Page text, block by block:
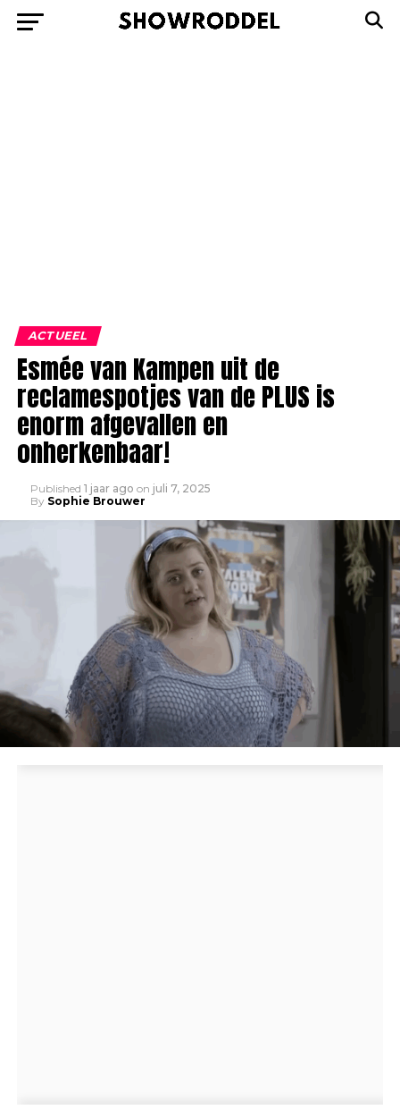
ACTUEEL
Esmée van Kampen uit de
reclamespotjes van de PLUS is
enorm afgevallen en
onherkenbaar!
Published 1 jaar ago on juli 7, 2025
By Sophie Brouwer